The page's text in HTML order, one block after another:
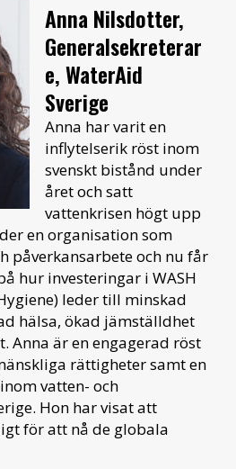
Anna Nilsdotter,
Generalsekreterar
e, WaterAid
Sverige
Anna har varit en
inflytelserik röst inom
svenskt bistånd under
året och satt
vattenkrisen högt upp
en organisation som
påverkansarbete och nu får
hur investeringar i WASH
leder till minskad
hälsa, ökad jämställdhet
Anna är en engagerad röst
rättigheter samt en
vatten- och
Hon har visat att
för att nå de globala